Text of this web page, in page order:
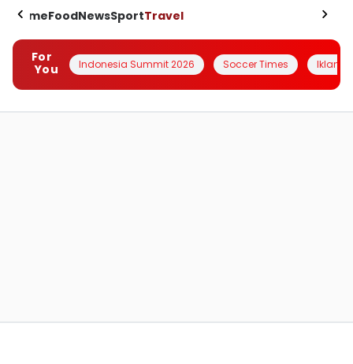
HomeFoodNewsSportTravel
For
You
Indonesia Summit 2026 Soccer Times Iklanin